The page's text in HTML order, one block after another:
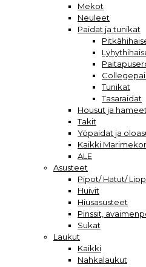
Mekot
Neuleet
Paidat ja tunikat
Tunikat
Tasaraidat
Housut ja hameet
Takit
Yöpaidat ja
Kaikki
ALE
Asusteet
Pipot/ Hatut/
Huivit
Hiusasusteet
Pinssit,
Sukat
Laukut
Kaikki
Nahkalaukut